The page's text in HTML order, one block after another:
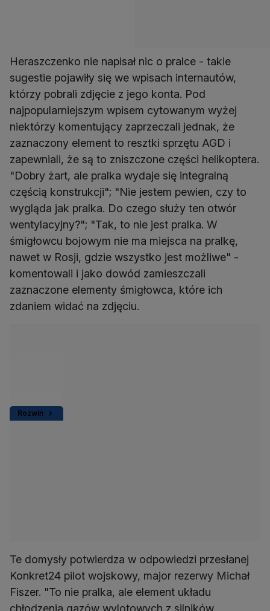
Heraszczenko nie napisał nic o pralce - takie
sugestie pojawiły się we wpisach internautów,
którzy pobrali zdjęcie z jego konta. Pod
najpopularniejszym wpisem cytowanym wyżej
niektórzy komentujący zaprzeczali jednak, że
zaznaczony element to resztki sprzętu AGD i
zapewniali, że są to zniszczone części helikoptera.
"Dobry żart, ale pralka wydaje się integralną
częścią konstrukcji"; "Nie jestem pewien, czy to
wygląda jak pralka. Do czego służy ten otwór
wentylacyjny?"; "Tak, to nie jest pralka. W
śmigłowcu bojowym nie ma miejsca na pralkę,
nawet w Rosji, gdzie wszystko jest możliwe" -
komentowali i jako dowód zamieszczali
zaznaczone elementy śmigłowca, które ich
zdaniem widać na zdjęciu.
Rozwiń
Te domysły potwierdza w odpowiedzi przesłanej
Konkret24 pilot wojskowy, major rezerwy Michał
Fiszer. "To nie pralka, ale element układu